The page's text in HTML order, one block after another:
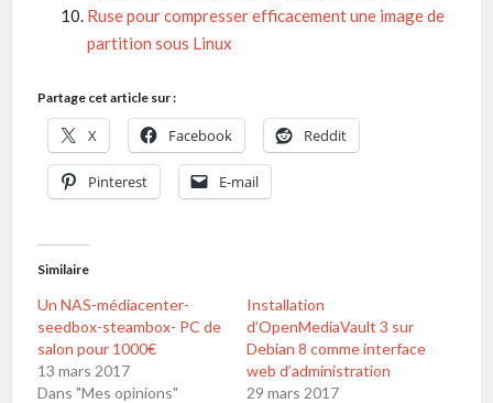
Ruse pour compresser efficacement une image de
partition sous Linux
Partage cet article sur :
X Facebook Reddit
Pinterest E-mail
Similaire
Un NAS-médiacenter-
seedbox-steambox- PC de
salon pour 1000€
13 mars 2017
Dans "Mes opinions"
Installation
d’OpenMediaVault 3 sur
Debian 8 comme interface
web d’administration
29 mars 2017